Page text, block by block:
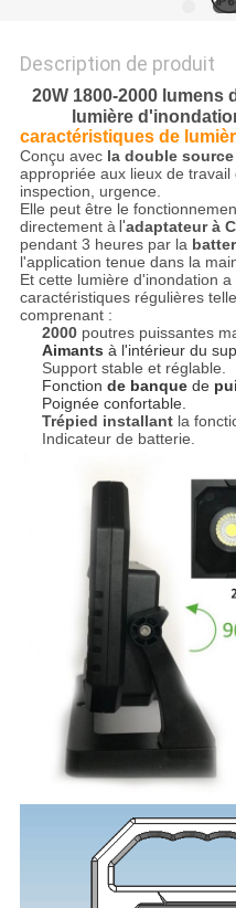
DE
Description de produit
20W 1800-2000 lumens
lumière
caractéristiques de
Conçu avec la double
appropriée aux lieux de
inspection, urgence.
Elle peut être le
directement àl'adaptateur à
pendant 3 heures par la
l'application tenue dans la
Et cette lumière d'inondation
caractéristiques régulières
comprenant :
2000poutres puissantes
Aimants à l'intérieur du
Support stable et réglable.
Fonction de banquede
Poignée confortable.
Trépied installantla
Indicateur de batterie.